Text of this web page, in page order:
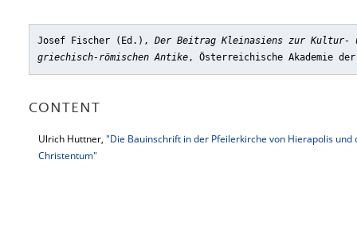
Josef Fischer (Ed.), Der Beitrag Kleinasiens zur Kultur-
griechisch-römischen Antike, Österreichische Akademie
CONTENT
Ulrich Huttner, "Die Bauinschrift in der Pfeilerkirche von Hierapolis
Christentum"